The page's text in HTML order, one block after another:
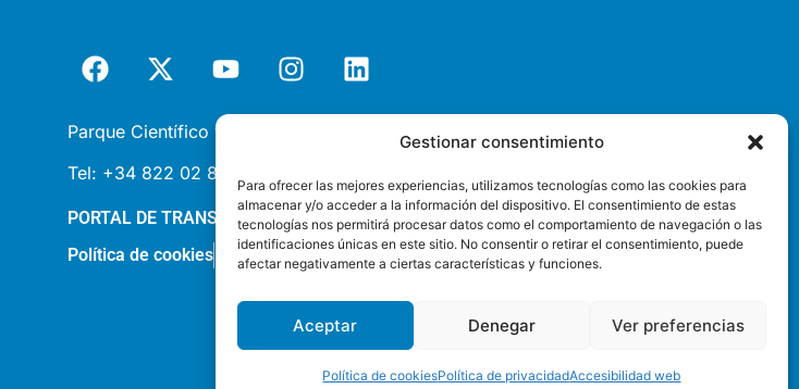
Gestionar consentimiento
Para ofrecer las mejores experiencias, utilizamos tecnologías como las cookies para
almacenar y/o acceder a la información del dispositivo. El consentimiento de estas
tecnologías nos permitirá procesar datos como el comportamiento de navegación o las
identificaciones únicas en este sitio. No consentir o retirar el consentimiento, puede
afectar negativamente a ciertas características y funciones.
Aceptar Denegar Ver preferencias
Política de cookiesPolítica de privacidadAccesibilidad web
Parque Científico y Tecnológico de Tenerife S.A.
Tel: +34 822 02 85 87 |
PORTAL DE TRANSPARENCIASEDE ELECTRÓNICA
Política de cookies Política de privacidad Accesibilidad web